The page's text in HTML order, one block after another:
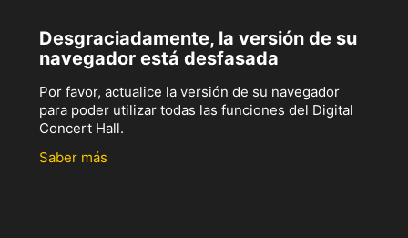
Desgraciadamente, la versión de su
navegador está desfasada
Por favor, actualice la versión de su navegador
para poder utilizar todas las funciones del Digital
Concert Hall.
Saber más